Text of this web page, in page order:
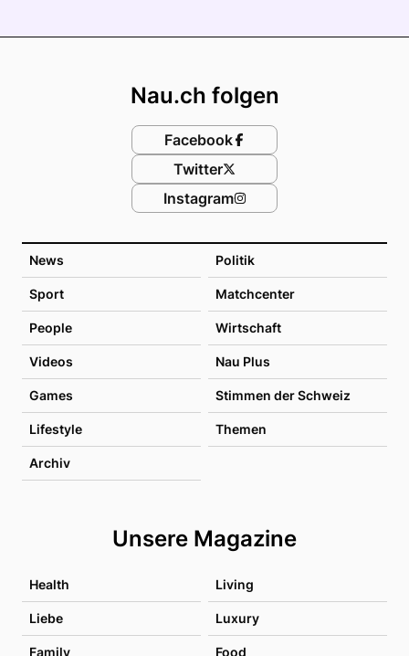
News Politik
Sport Matchcenter
People Wirtschaft
Videos Nau Plus
Games Stimmen der Schweiz
Lifestyle Themen
Archiv
Unsere Magazine
Health Living
Liebe Luxury
Family Food
Nau.ch folgen
Facebook
Twitter
Instagram